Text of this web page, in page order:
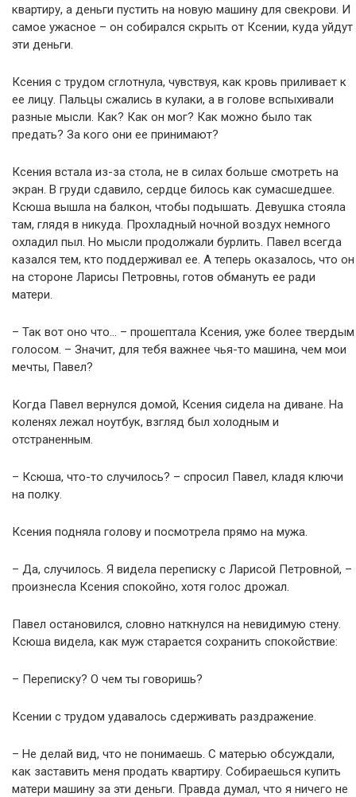
квартиру, а деньги пустить на новую машину для свекрови. И
самое ужасное – он собирался скрыть от Ксении, куда уйдут
эти деньги.
Ксения с трудом сглотнула, чувствуя, как кровь приливает к
ее лицу. Пальцы сжались в кулаки, а в голове вспыхивали
разные мысли. Как? Как он мог? Как можно было так
предать? За кого они ее принимают?
Ксения встала из-за стола, не в силах больше смотреть на
экран. В груди сдавило, сердце билось как сумасшедшее.
Ксюша вышла на балкон, чтобы подышать. Девушка стояла
там, глядя в никуда. Прохладный ночной воздух немного
охладил пыл. Но мысли продолжали бурлить. Павел всегда
казался тем, кто поддерживал ее. А теперь оказалось, что он
на стороне Ларисы Петровны, готов обмануть ее ради
матери.
– Так вот оно что… – прошептала Ксения, уже более твердым
голосом. – Значит, для тебя важнее чья-то машина, чем мои
мечты, Павел?
Когда Павел вернулся домой, Ксения сидела на диване. На
коленях лежал ноутбук, взгляд был холодным и
отстраненным.
– Ксюша, что-то случилось? – спросил Павел, кладя ключи
на полку.
Ксения подняла голову и посмотрела прямо на мужа.
– Да, случилось. Я видела переписку с Ларисой Петровной, –
произнесла Ксения спокойно, хотя голос дрожал.
Павел остановился, словно наткнулся на невидимую стену.
Ксюша видела, как муж старается сохранить спокойствие:
– Переписку? О чем ты говоришь?
Ксении с трудом удавалось сдерживать раздражение.
– Не делай вид, что не понимаешь. С матерью обсуждали,
как заставить меня продать квартиру. Собираешься купить
матери машину за эти деньги. Правда думал, что я ничего не